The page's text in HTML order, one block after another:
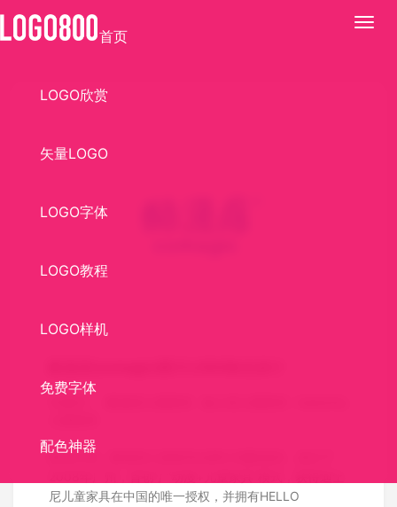
展
首页
LOGO欣赏
矢量LOGO
LOGO字体
LOGO教程
LOGO样机
免费字体
配色神器
标志介绍：酷漫居儿童家具品牌介绍酷漫居，成立于
尼儿童家具在中国的唯一授权，并拥有HELLO